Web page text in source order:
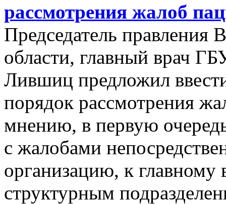
рассмотрения жалоб
Председатель правления
области, главный врач
Лившиц предложил
порядок рассмотрения
мнению, в первую
с жалобами
организацию, к
структурным